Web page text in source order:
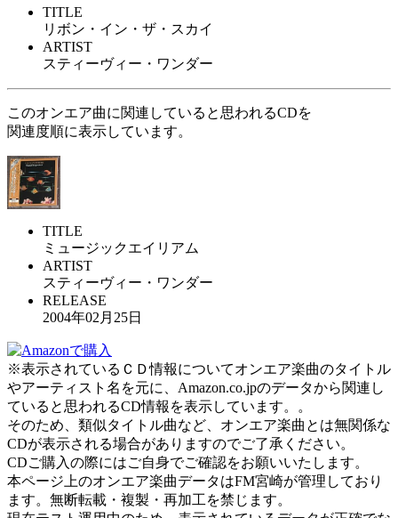
TITLE
リボン・イン・ザ・スカイ
ARTIST
スティーヴィー・ワンダー
このオンエア曲に関連していると思われるCDを
関連度順に表示しています。
TITLE
ミュージックエイリアム
ARTIST
スティーヴィー・ワンダー
RELEASE
2004年02月25日
※表示されているＣＤ情報についてオンエア楽曲のタイトル
やアーティスト名を元に、Amazon.co.jpのデータから関連し
ていると思われるCD情報を表示しています。。
そのため、類似タイトル曲など、オンエア楽曲とは無関係な
CDが表示される場合がありますのでご了承ください。
CDご購入の際にはご自身でご確認をお願いいたします。
本ページ上のオンエア楽曲データはFM宮崎が管理しており
ます。無断転載・複製・再加工を禁じます。